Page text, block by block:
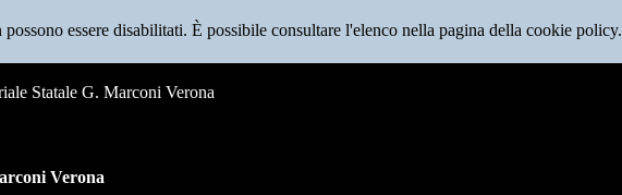
essere disabilitati. È possibile consultare l'elenco nella pagina della cookie policy.
Statale G. Marconi Verona
Verona